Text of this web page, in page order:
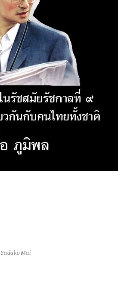
Sadako Mai